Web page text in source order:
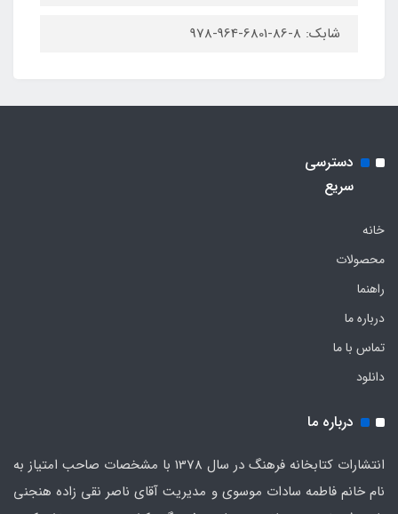
شابک: 8-86-6801-964-978
دسترسی
سریع
خانه
محصولات
راهنما
درباره ما
تماس با ما
دانلود
درباره ما
انتشارات کتابخانه فرهنگ در سال 1378 با مشخصات صاحب امتیاز به
نام خانم فاطمه سادات موسوی و مدیریت آقای ناصر نقی زاده هنجنی